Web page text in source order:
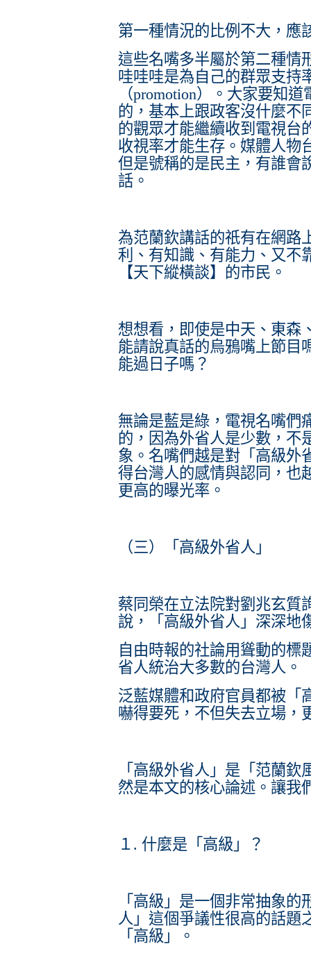
第一種情況的比例不大，應
這些名嘴多半屬於第二種情
哇哇哇是為自己的群眾支持
（promotion）。大家要知
的，基本上跟政客沒什麼不
的觀眾才能繼續收到電視台
收視率才能生存。媒體人物
但是號稱的是民主，有誰會
話。
為范蘭欽講話的祇有在網路
利、有知識、有能力、又不
【天下縱橫談】的市民。
想想看，即使是中天、東森
能請說真話的烏鴉嘴上節目
能過日子嗎？
無論是藍是綠，電視名嘴們
的，因為外省人是少數，不
象。名嘴們越是對「高級外
得台灣人的感情與認同，也
更高的曝光率。
（三）「高級外省人」
蔡同榮在立法院對劉兆玄質
說，「高級外省人」深深地
自由時報的社論用聳動的標
省人統治大多數的台灣人。
泛藍媒體和政府官員都被「
嚇得要死，不但失去立場，
「高級外省人」是「范蘭
然是本文的核心論述。讓我
１. 什麼是「高級」？
「高級」是一個非常抽象
人」這個爭議性很高的話題
「高級」。